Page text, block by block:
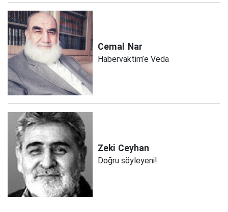
Cemal Nar
Habervaktim’e Veda
Zeki Ceyhan
Doğru söyleyeni!